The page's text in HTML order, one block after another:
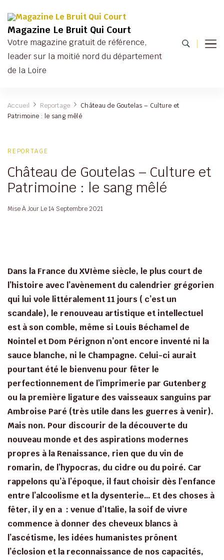
Magazine Le Bruit Qui Court
Votre magazine gratuit de référence,
leader sur la moitié nord du département
de la Loire
Accueil Reportage
Château de Goutelas – Culture et
Patrimoine : le sang mêlé
REPORTAGE
Château de Goutelas – Culture et
Patrimoine : le sang mêlé
Mise À Jour Le14 Septembre 2021
Dans la France du XVIème siècle, le plus court de
l’histoire avec l’avènement du calendrier grégorien
qui lui vole littéralement 11 jours ( c’est un
scandale), le renouveau artistique et intellectuel
est à son comble, même si Louis Béchamel de
Nointel et Dom Pérignon n’ont encore inventé ni la
sauce blanche, ni le Champagne. Celui-ci aurait
pourtant été le bienvenu pour fêter le
perfectionnement de l’imprimerie par Gutenberg
ou la première ligature des vaisseaux sanguins par
Ambroise Paré (très utile dans les guerres à venir).
Mais non. Pour discourir de la découverte du
nouveau monde et des aspirations modernes
propres à la Renaissance, rien que du vin de
romarin, de l’hypocras, du cidre ou du poiré. Car
rappelons qu’à l’époque, il faut choisir dès l’enfance
entre l’alcoolisme et la dysenterie… Et des choses à
fêter, il y en a : venue d’Italie, la soif de vivre
commence à donner des cheveux blancs à
l’ascétisme, les idées humanistes prônent
l’éclosion et la reconnaissance de nos capacités,